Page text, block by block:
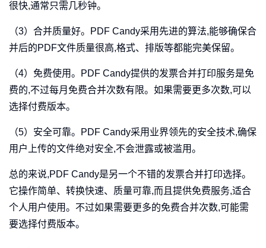
很快,通常只需几秒钟。
（3）合并质量好。PDF Candy采用先进的算法,能够确保合
并后的PDF文件质量很高,格式、排版等都能完美保留。
（4）免费使用。PDF Candy提供的发票合并打印服务是免
费的,不过每月免费合并次数有限。如果需要更多次数,可以
选择付费版本。
（5）安全可靠。PDF Candy采用业界领先的安全技术,确保
用户上传的文件绝对安全,不会泄露或被滥用。
总的来说,PDF Candy是另一个不错的发票合并打印选择。
它操作简单、转换快速、质量可靠,而且提供免费服务,适合
个人用户使用。不过如果需要更多的免费合并次数,可能需
要选择付费版本。